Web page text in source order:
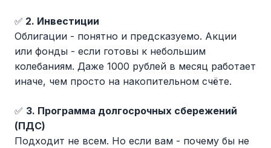
✅ 2. Инвестиции
Облигации - понятно и предсказуемо. Акции
или фонды - если готовы к небольшим
колебаниям. Даже 1000 рублей в месяц работает
иначе, чем просто на накопительном счёте.
✅ 3. Программа долгосрочных сбережений
(ПДС)
Подходит не всем. Но если вам - почему бы не